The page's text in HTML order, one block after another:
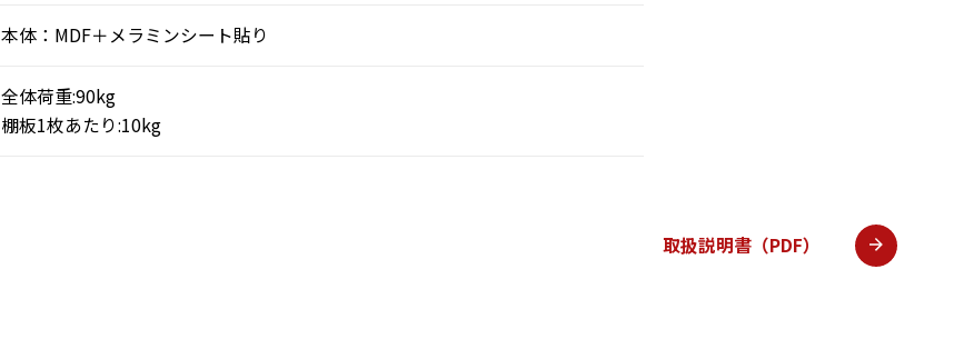
本体：MDF＋メラミンシート貼り
全体荷重:90kg
棚板1枚あたり:10kg
取扱説明書（PDF）